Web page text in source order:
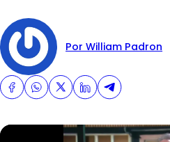
Por William Padron